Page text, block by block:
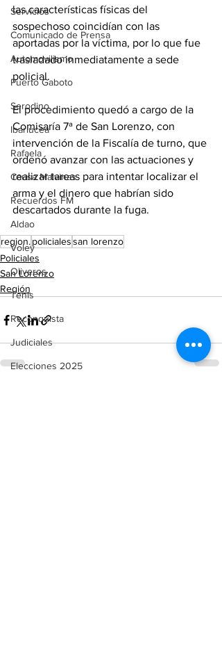
Servicios
Comunicado de Prensa
Automovilismo
Puerto Gaboto
Serodino
Ibarlucea
Rafaela
Causa Malvinas
Recuerdos FM
Aldao
Voley
Oliveros
Tenis
Reconquista
Judiciales
Elecciones 2025
las características físicas del
sospechoso coincidían con las
aportadas por la víctima, por lo que fue
trasladado inmediatamente a sede
policial.
El procedimiento quedó a cargo de la
Comisaría 7ª de San Lorenzo, con
intervención de la Fiscalía de turno, que
ordenó avanzar con las actuaciones y
realizar tareas para intentar localizar el
arma y el dinero que habrían sido
descartados durante la fuga.
region.policialessan lorenzo
Policiales
San Lorenzo
Región